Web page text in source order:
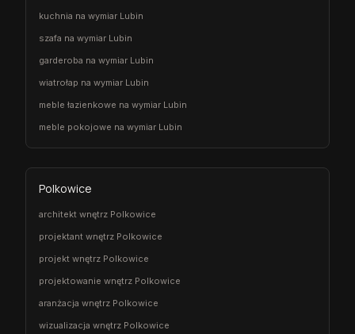
kuchnia na wymiar Lubin
szafa na wymiar Lubin
garderoba na wymiar Lubin
wiatrołap na wymiar Lubin
meble łazienkowe na wymiar Lubin
meble pokojowe na wymiar Lubin
Polkowice
architekt wnętrz Polkowice
projektant wnętrz Polkowice
projekt wnętrz Polkowice
projektowanie wnętrz Polkowice
aranżacja wnętrz Polkowice
wizualizacja wnętrz Polkowice